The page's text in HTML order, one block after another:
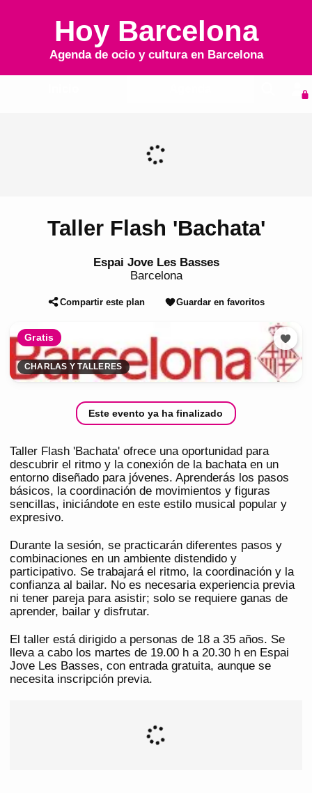
Hoy Barcelona
Agenda de ocio y cultura en Barcelona
Taller Flash 'Bachata'
Espai Jove Les Basses
Barcelona
Compartir este plan Guardar en favoritos
Gratis
CHARLAS Y TALLERES
Este evento ya ha finalizado
Taller Flash 'Bachata' ofrece una oportunidad para
descubrir el ritmo y la conexión de la bachata en un
entorno diseñado para jóvenes. Aprenderás los pasos
básicos, la coordinación de movimientos y figuras
sencillas, iniciándote en este estilo musical popular y
expresivo.
Durante la sesión, se practicarán diferentes pasos y
combinaciones en un ambiente distendido y
participativo. Se trabajará el ritmo, la coordinación y la
confianza al bailar. No es necesaria experiencia previa
ni tener pareja para asistir; solo se requiere ganas de
aprender, bailar y disfrutar.
El taller está dirigido a personas de 18 a 35 años. Se
lleva a cabo los martes de 19.00 h a 20.30 h en Espai
Jove Les Basses, con entrada gratuita, aunque se
necesita inscripción previa.